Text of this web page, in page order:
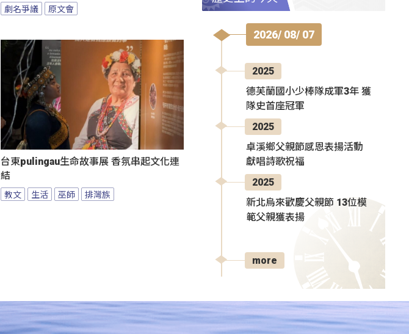
劇名爭議
原文會
台東pulingau生命故事展 香氛串起文化連
結
教文 生活 巫師 排灣族
2026/ 08/ 07
2025
德芙蘭國小少棒隊成軍3年 獲
隊史首座冠軍
2025
卓溪鄉父親節感恩表揚活動
獻唱詩歌祝福
2025
新北烏來歡慶父親節 13位模
範父親獲表揚
more